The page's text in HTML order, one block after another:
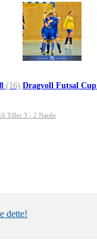
(16) Dragvoll Futsal Cup
Tiller 3 - 2 Nardo
dette!